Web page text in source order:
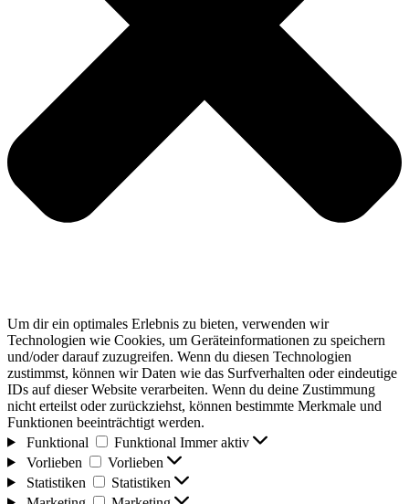
Um dir ein optimales Erlebnis zu bieten, verwenden wir
Technologien wie Cookies, um Geräteinformationen zu speichern
und/oder darauf zuzugreifen. Wenn du diesen Technologien
zustimmst, können wir Daten wie das Surfverhalten oder eindeutige
IDs auf dieser Website verarbeiten. Wenn du deine Zustimmung
nicht erteilst oder zurückziehst, können bestimmte Merkmale und
Funktionen beeinträchtigt werden.
Funktional
Funktional Immer aktiv
Vorlieben
Vorlieben
Statistiken
Statistiken